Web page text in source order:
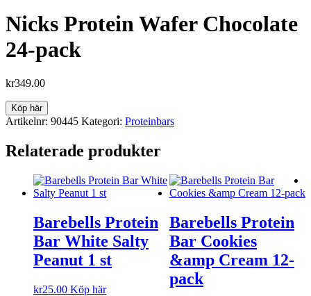
Nicks Protein Wafer Chocolate
24-pack
kr349.00
Köp här
Artikelnr: 90445 Kategori: Proteinbars
Relaterade produkter
Barebells Protein
Bar White Salty
Peanut 1 st
kr25.00 Köp här
Barebells Protein
Bar Cookies
&amp Cream 12-
pack